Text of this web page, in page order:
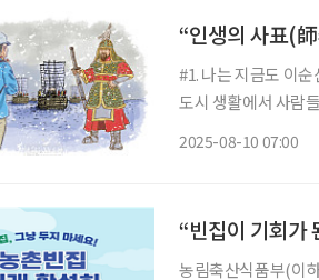
“인생의 사표(
#1. 나는 지금도 이
도시 생활에서 사람
2025-08-10 07:00
“빈집이 기회가
농림축산식품부(이